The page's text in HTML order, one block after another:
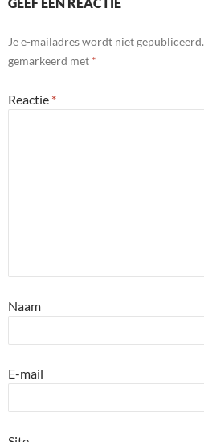
Je e-mailadres wordt niet gepubliceerd.
gemarkeerd met *
Reactie *
Naam
E-mail